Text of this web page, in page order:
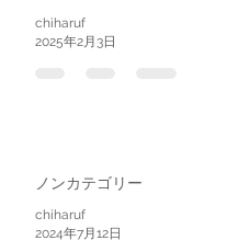
chiharuf
2025年2月3日
ノンカテゴリー
chiharuf
2024年7月12日